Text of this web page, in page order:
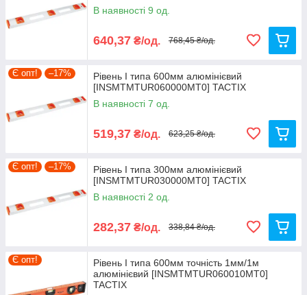
В наявності 9 од.
640,37 ₴/од. 768,45 ₴/од.
Є опт! –17%
Рівень I типа 600мм алюмінієвий
[INSMTMTUR060000MT0] TACTIX
В наявності 7 од.
519,37 ₴/од. 623,25 ₴/од.
Є опт! –17%
Рівень I типа 300мм алюмінієвий
[INSMTMTUR030000MT0] TACTIX
В наявності 2 од.
282,37 ₴/од. 338,84 ₴/од.
Є опт!
Рівень I типа 600мм точність 1мм/1м
алюмінієвий [INSMTMTUR060010MT0]
TACTIX